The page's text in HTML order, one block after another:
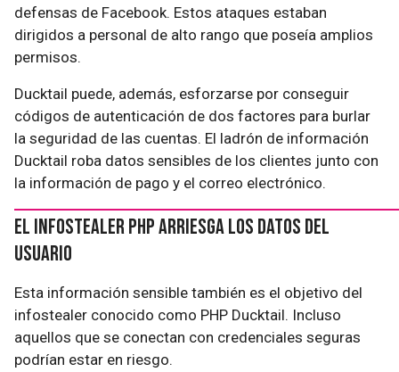
defensas de Facebook. Estos ataques estaban
dirigidos a personal de alto rango que poseía amplios
permisos.
Ducktail puede, además, esforzarse por conseguir
códigos de autenticación de dos factores para burlar
la seguridad de las cuentas. El ladrón de información
Ducktail roba datos sensibles de los clientes junto con
la información de pago y el correo electrónico.
El Infostealer PHP arriesga los datos del
usuario
Esta información sensible también es el objetivo del
infostealer conocido como PHP Ducktail. Incluso
aquellos que se conectan con credenciales seguras
podrían estar en riesgo.